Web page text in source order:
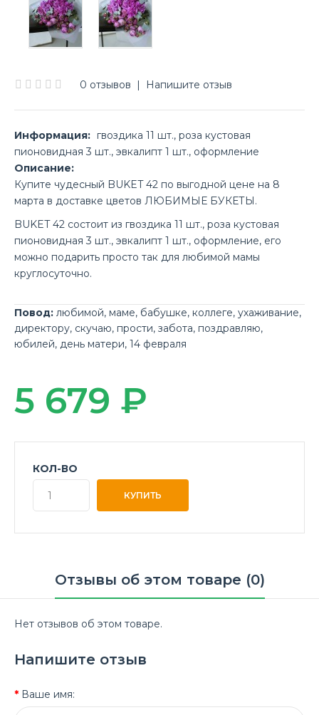
0 отзывов | Напишите отзыв
Информация: гвоздика 11 шт., роза кустовая
пионовидная 3 шт., эвкалипт 1 шт., оформление
Описание:
Купите чудесный BUKET 42 по выгодной цене на 8
марта в доставке цветов ЛЮБИМЫЕ БУКЕТЫ.
BUKET 42 состоит из гвоздика 11 шт., роза кустовая
пионовидная 3 шт., эвкалипт 1 шт., оформление, его
можно подарить просто так для любимой мамы
круглосуточно.
Повод: любимой, маме, бабушке, коллеге, ухаживание,
директору, скучаю, прости, забота, поздравляю,
юбилей, день матери, 14 февраля
5 679 ₽
КОЛ-ВО
Отзывы об этом товаре (0)
Нет отзывов об этом товаре.
Напишите отзыв
Ваше имя: